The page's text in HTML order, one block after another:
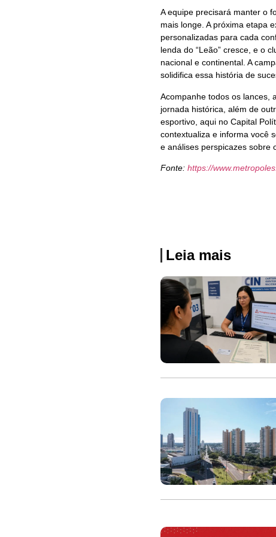
A equipe precisará manter o
mais longe. A próxima etapa
personalizadas para cada
lenda do “Leão” cresce, e o
nacional e continental. A
solidifica essa história de
Acompanhe todos os lances,
jornada histórica, além de
esportivo, aqui no Capital
contextualiza e informa você
e análises perspicazes sobre
Fonte: https://
Leia mais